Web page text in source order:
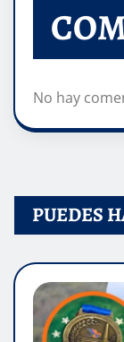
No hay
PUEDES